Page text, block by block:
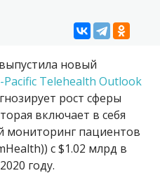
новый
Pacific Telehealth Outlook
рост сферы
включает в себя
мониторинг пациентов
с $1.02 млрд в
году.